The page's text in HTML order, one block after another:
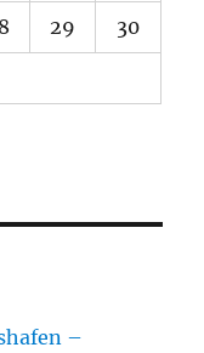
29 30
–